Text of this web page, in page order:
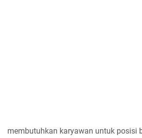
membutuhkan karyawan untuk posisi